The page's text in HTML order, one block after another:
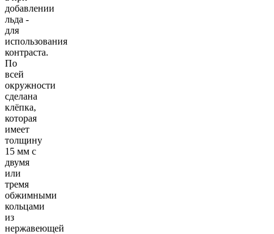
добавлении
льда -
для
использования
контраста.
По
всей
окружности
сделана
клёпка,
которая
имеет
толщину
15 мм с
двумя
или
тремя
обжимными
кольцами
из
нержавеющей